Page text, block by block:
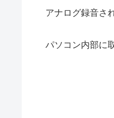
アナログ録音さ
パソコン内部に